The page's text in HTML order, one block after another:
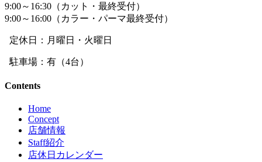
9:00～16:30（カット・最終受付）
9:00～16:00（カラー・パーマ最終受付）
定休日：月曜日・火曜日
駐車場：有（4台）
Contents
Home
Concept
店舗情報
Staff紹介
店休日カレンダー